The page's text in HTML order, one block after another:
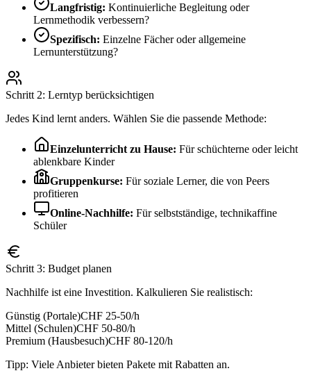
Langfristig: Kontinuierliche Begleitung oder
Lernmethodik verbessern?
Spezifisch: Einzelne Fächer oder allgemeine
Lernunterstützung?
Schritt 2: Lerntyp berücksichtigen
Jedes Kind lernt anders. Wählen Sie die passende Methode:
Einzelunterricht zu Hause: Für schüchterne oder leicht
ablenkbare Kinder
Gruppenkurse: Für soziale Lerner, die von Peers
profitieren
Online-Nachhilfe: Für selbstständige, technikaffine
Schüler
Schritt 3: Budget planen
Nachhilfe ist eine Investition. Kalkulieren Sie realistisch:
Günstig (Portale)CHF 25-50/h
Mittel (Schulen)CHF 50-80/h
Premium (Hausbesuch)CHF 80-120/h
Tipp: Viele Anbieter bieten Pakete mit Rabatten an.